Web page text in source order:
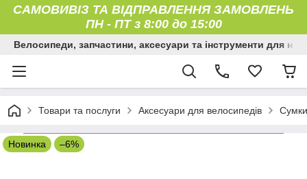
САМОВИВІЗ ТА ВІДПРАВЛЕННЯ ЗАМОВЛЕНЬ
ПН - ПТ з 8:00 до 15:00
Велосипеди, запчастини, аксесуари та інструменти для них
Товари та послуги Аксесуари для велосипедів
Новинка –6%